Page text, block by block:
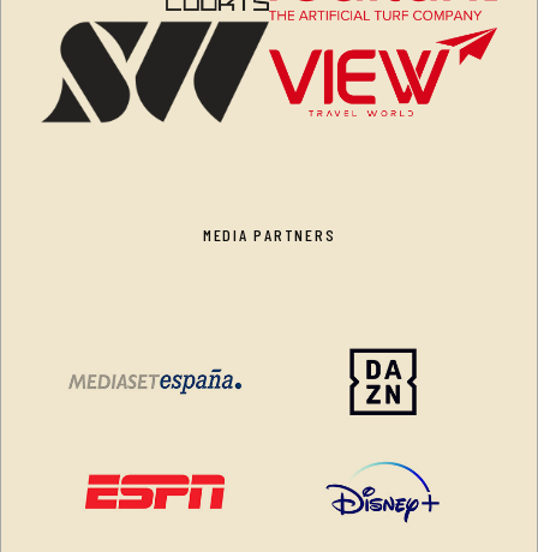
MEDIA PARTNERS